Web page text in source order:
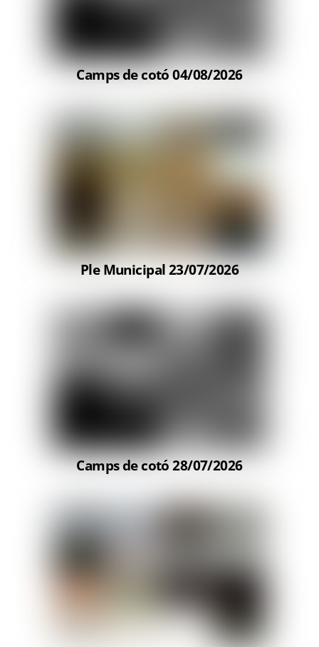
Camps de cotó 04/08/2026
Ple Municipal 23/07/2026
Camps de cotó 28/07/2026